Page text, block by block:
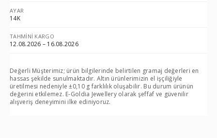
AYAR
14K
TAHMINI KARGO
12.08.2026 – 16.08.2026
Değerli Müşterimiz; ürün bilgilerinde belirtilen gramaj değerleri en
hassas şekilde sunulmaktadır. Altın ürünlerimizin el işçiliğiyle
üretilmesi nedeniyle ±0,10 g farklılık oluşabilir. Bu durum ürünün
değerini etkilemez. E-Goldia Jewellery olarak şeffaf ve güvenilir
alışveriş deneyimini ilke ediniyoruz.